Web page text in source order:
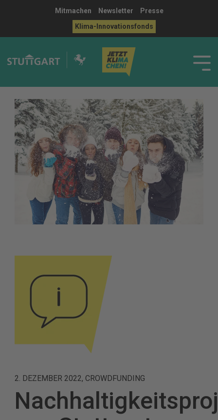
Mitmachen Newsletter
Presse
Klima-Innovationsfonds
2. DEZEMBER 2022, CROWDFUNDING